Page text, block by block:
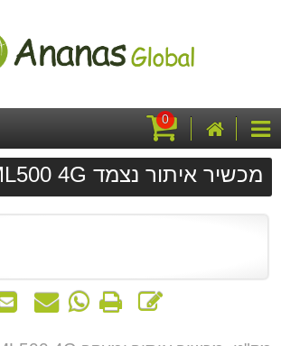
קטגוריותהבית
קניות
0
מכשיר איתור נצמד ML500 4G
שלח
שאל WhatsApp
הדפס